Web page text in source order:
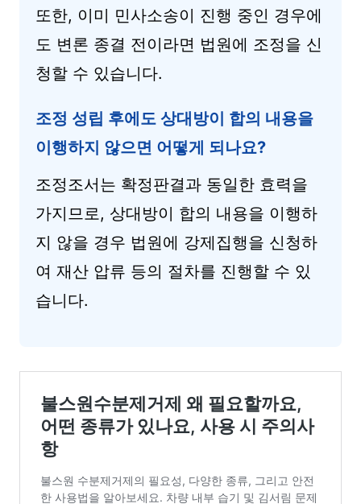
또한, 이미 민사소송이 진행 중인 경우에
도 변론 종결 전이라면 법원에 조정을 신
청할 수 있습니다.
조정 성립 후에도 상대방이 합의 내용을
이행하지 않으면 어떻게 되나요?
조정조서는 확정판결과 동일한 효력을
가지므로, 상대방이 합의 내용을 이행하
지 않을 경우 법원에 강제집행을 신청하
여 재산 압류 등의 절차를 진행할 수 있
습니다.